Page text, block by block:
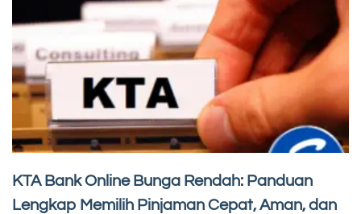
KTA Bank Online Bunga Rendah: Panduan
Lengkap Memilih Pinjaman Cepat, Aman, dan